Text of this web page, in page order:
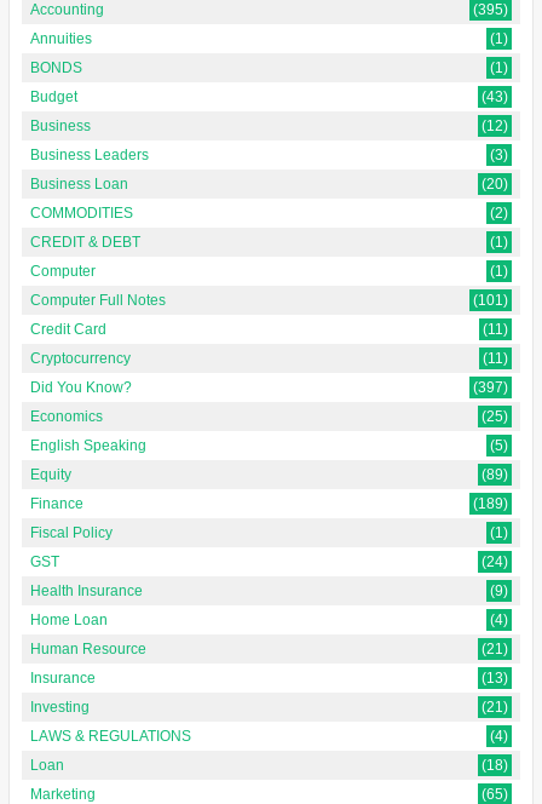
Accounting
(395)
Annuities
(1)
BONDS
(1)
Budget
(43)
Business
(12)
Business Leaders
(3)
Business Loan
(20)
COMMODITIES
(2)
CREDIT & DEBT
(1)
Computer
(1)
Computer Full Notes
(101)
Credit Card
(11)
Cryptocurrency
(11)
Did You Know?
(397)
Economics
(25)
English Speaking
(5)
Equity
(89)
Finance
(189)
Fiscal Policy
(1)
GST
(24)
Health Insurance
(9)
Home Loan
(4)
Human Resource
(21)
Insurance
(13)
Investing
(21)
LAWS & REGULATIONS
(4)
Loan
(18)
Marketing
(65)